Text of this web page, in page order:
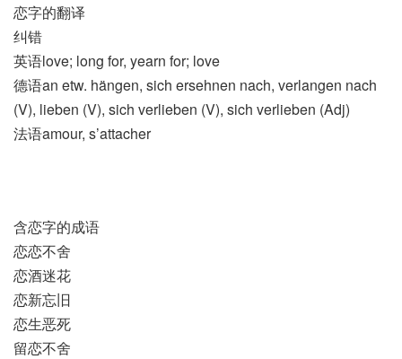
恋字的翻译
纠错
英语love; long for, yearn for; love
德语an etw. hängen, sich ersehnen nach, verlangen nach
(V)​, lieben (V)​, sich verlieben (V)​, sich verlieben (Adj)
法语amour, s’attacher
含恋字的成语
恋恋不舍
恋酒迷花
恋新忘旧
恋生恶死
留恋不舍